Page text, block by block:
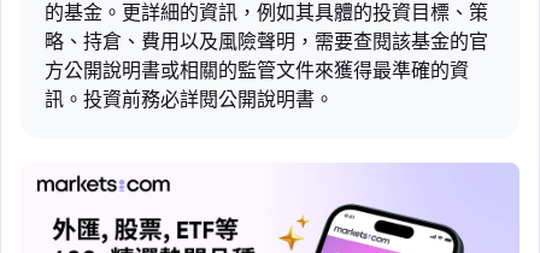
的基金。更詳細的資訊，例如其具體的投資目標、策
略、持倉、費用以及風險聲明，需要查閱該基金的官
方公開說明書或相關的監管文件來獲得最準確的資
訊。投資前務必詳閱公開說明書。